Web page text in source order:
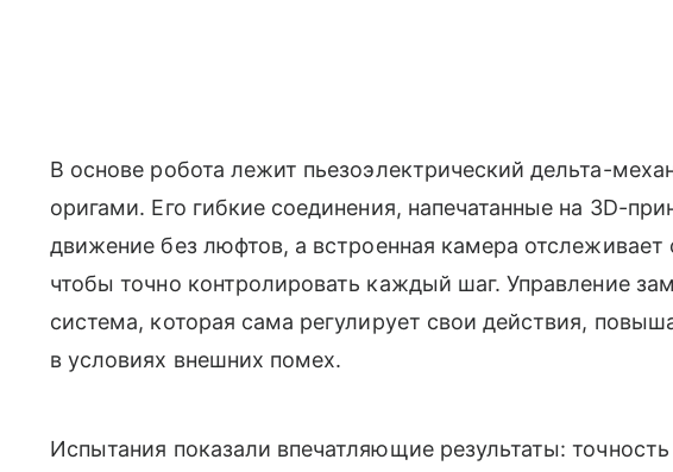
В основе робота лежит пьезоэлектрический дельта-
оригами. Его гибкие соединения, напечатанные на 3D-
движение без люфтов, а встроенная камера
чтобы точно контролировать каждый шаг. Управление
система, которая сама регулирует свои действия,
в условиях внешних помех.
Испытания показали впечатляющие результаты: